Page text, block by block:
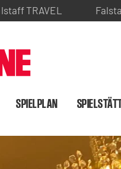
TRAVEL
SPIELPLAN